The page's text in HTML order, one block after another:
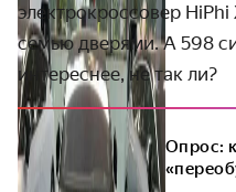
электрокроссовер
семью дверями. А 598
интереснее, не так ли?
Опрос: